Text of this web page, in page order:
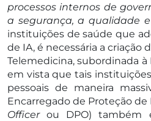
processos internos de
a segurança, a qualidade
instituições de saúde que
de IA, é necessária a criação
Telemedicina, subordinada à
em vista que tais
pessoais de maneira
Encarregado de Proteção de
Officerou DPO) também